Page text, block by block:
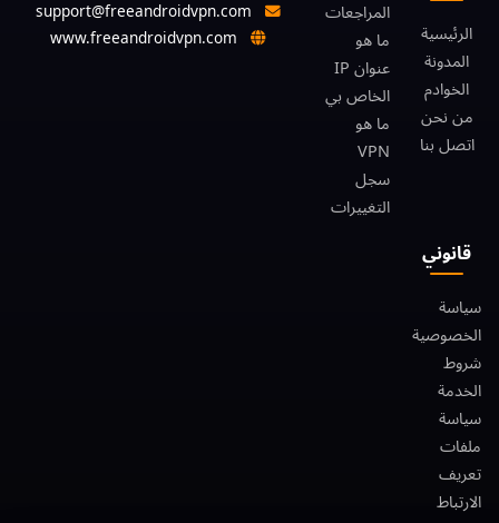
الرئيسية
المدونة
الخوادم
من نحن
اتصل بنا
المراجعات
ما هو
عنوان IP
الخاص بي
ما هو
VPN
سجل
التغييرات
قانوني
سياسة
الخصوصية
شروط
الخدمة
سياسة
ملفات
تعريف
الارتباط